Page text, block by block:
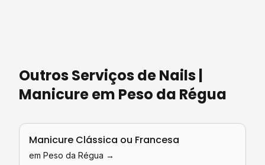
Outros Serviços deNails |
Manicureem Peso da Régua
Manicure Clássica ou Francesa
em Peso da Régua →